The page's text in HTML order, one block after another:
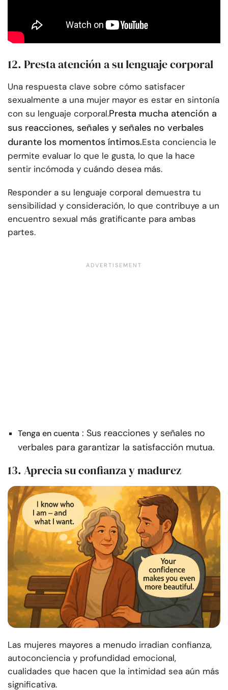
12. Presta atención a su lenguaje corporal
Una respuesta clave sobre cómo satisfacer
sexualmente a una mujer mayor es estar en sintonía
con su lenguaje corporal.Presta mucha atención a
sus reacciones, señales y señales no verbales
durante los momentos íntimos.Esta conciencia le
permite evaluar lo que le gusta, lo que la hace
sentir incómoda y cuándo desea más.
Responder a su lenguaje corporal demuestra tu
sensibilidad y consideración, lo que contribuye a un
encuentro sexual más gratificante para ambas
partes.
Tenga en cuenta : Sus reacciones y señales no
verbales para garantizar la satisfacción mutua.
13. Aprecia su confianza y madurez
Las mujeres mayores a menudo irradian confianza,
autoconciencia y profundidad emocional,
cualidades que hacen que la intimidad sea aún más
significativa.